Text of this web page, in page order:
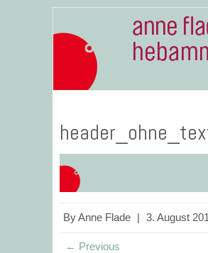
ByAnne Flade | 3. August
← Previous